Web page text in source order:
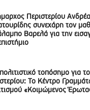
Περιστερίου
συνεχάρη τον
Βαρελά για την
τοπόσημο για
Το Κέντρο
«Κοιμώμενος